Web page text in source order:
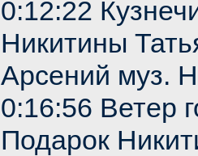
0:12:22
Никитины
Арсений муз.
0:16:56 Ветер
Подарок